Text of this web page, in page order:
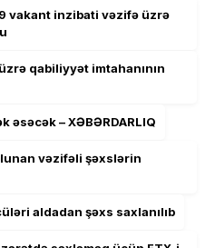
vakant inzibati vəzifə üzrə
qabiliyyət imtahanının
əsəcək – XƏBƏRDARLIQ
vəzifəli şəxslərin
aldadan şəxs saxlanılıb